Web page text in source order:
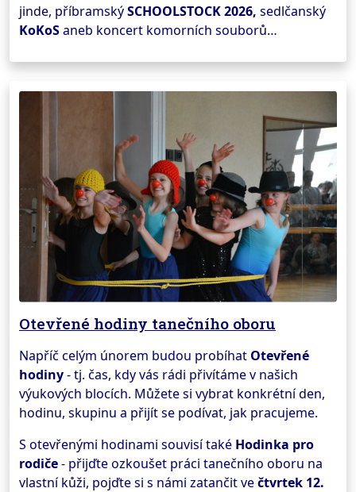
jinde, příbramskýSCHOOLSTOCK 2026, sedlčanský
KoKoSaneb koncert komorních souborů…
Otevřené hodiny tanečního oboru
Napříč celým únorem budou probíhat Otevřené
hodiny- tj. čas, kdy vás rádi přivítáme v našich
výukových blocích. Můžete si vybrat konkrétní den,
hodinu, skupinu a přijít se podívat, jak pracujeme.
S otevřenými hodinami souvisí také Hodinka pro
rodiče- přijďte ozkoušet práci tanečního oboru na
vlastní kůži, pojďte si s námi zatančit večtvrtek 12.